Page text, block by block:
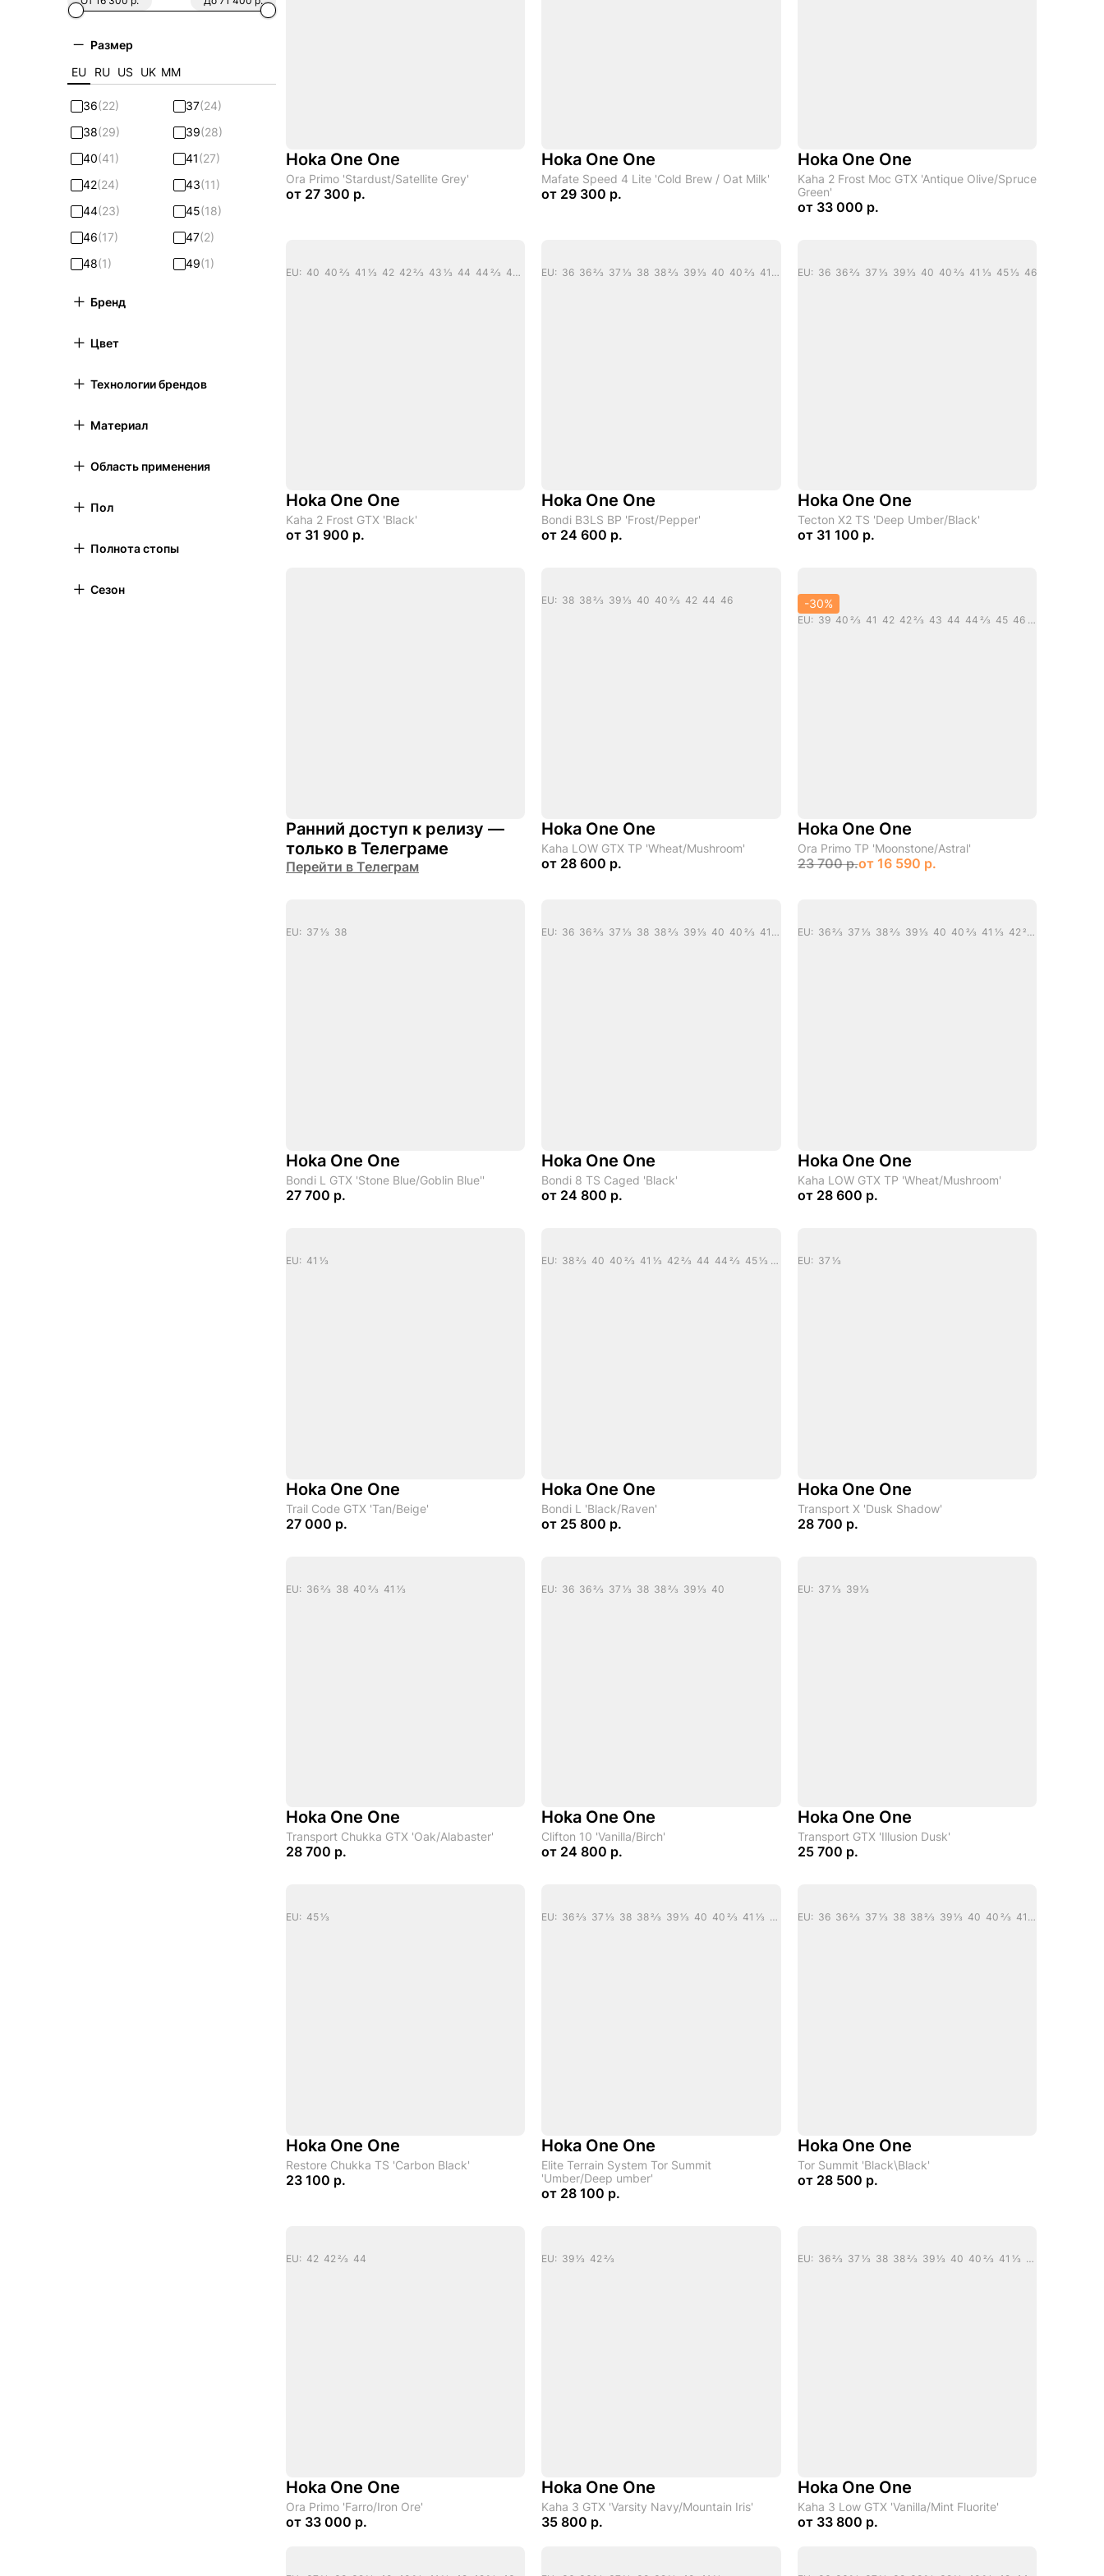
Размер
EU
RU US UK ММ
36(22) 37(24)
38(29) 39(28)
40(41) 41(27)
42(24) 43(11)
44(23) 45(18)
46(17) 47(2)
48(1) 49(1)
Бренд
Цвет
Технологии брендов
Материал
Область применения
Пол
Полнота стопы
Сезон
Hoka One One
Ora Primo 'Stardust/Satellite Grey'
от 27 300 р.
Hoka One One
Mafate Speed 4 Lite 'Cold Brew / Oat Milk'
от 29 300 р.
Hoka One One
Kaha 2 Frost Moc GTX 'Antique Olive/Spruce
Green'
от33 000 р.
EU: 40 40 2/3 41 1/3 42 42 2/3 43 1/3 44 44 2/3 45 1/3 46 46 2/3 47 1/3
Hoka One One
Kaha 2 Frost GTX 'Black'
от 31 900 р.
EU: 36 36 2/3 37 1/3 38 38 2/3 39 1/3 40 40 2/3 41 1/3 42 42 2/3 44 44 2/3 47 1/3 49 1/3
Hoka One One
Bondi B3LS BP 'Frost/Pepper'
от 24 600 р.
EU: 36 36 2/3 37 1/3 39 1/3 40 40 2/3 41 1/3 45 1/3 46
Hoka One One
Tecton X2 TS 'Deep Umber/Black'
от31 100 р.
Ранний доступ к релизу —
только в Телеграме
Перейти в Телеграм
EU: 38 38 2/3 39 1/3 40 40 2/3 42 44 46
Hoka One One
Kaha LOW GTX TP 'Wheat/Mushroom'
от 28 600 р.
-30%
EU: 39 40 2/3 41 42 42 2/3 43 44 44 2/3 45 46 46 2/3
Hoka One One
Ora Primo TP 'Moonstone/Astral'
23 700 р.от16 590 р.
EU: 37 1/3 38
Hoka One One
Bondi L GTX 'Stone Blue/Goblin Blue''
27 700 р.
EU: 36 36 2/3 37 1/3 38 38 2/3 39 1/3 40 40 2/3 41 1/3 42 42 2/3 43 1/3 44 44 2/3 45 1/3
Hoka One One
Bondi 8 TS Caged 'Black'
от 24 800 р.
EU: 36 2/3 37 1/3 38 2/3 39 1/3 40 40 2/3 41 1/3 42 2/3 43 1/3 45 1/3 46 2/3 48
Hoka One One
Kaha LOW GTX TP 'Wheat/Mushroom'
от28 600 р.
EU: 41 1/3
Hoka One One
Trail Code GTX 'Tan/Beige'
27 000 р.
EU: 38 2/3 40 40 2/3 41 1/3 42 2/3 44 44 2/3 45 1/3 46 2/3
Hoka One One
Bondi L 'Black/Raven'
от 25 800 р.
EU: 37 1/3
Hoka One One
Transport X 'Dusk Shadow'
28 700 р.
EU: 36 2/3 38 40 2/3 41 1/3
Hoka One One
Transport Chukka GTX 'Oak/Alabaster'
28 700 р.
EU: 36 36 2/3 37 1/3 38 38 2/3 39 1/3 40
Hoka One One
Clifton 10 'Vanilla/Birch'
от 24 800 р.
EU: 37 1/3 39 1/3
Hoka One One
Transport GTX 'Illusion Dusk'
25 700 р.
EU: 45 1/3
Hoka One One
Restore Chukka TS 'Carbon Black'
23 100 р.
EU: 36 2/3 37 1/3 38 38 2/3 39 1/3 40 40 2/3 41 1/3 42 42 2/3 43 1/3 44 44 2/3
Hoka One One
Elite Terrain System Tor Summit
'Umber/Deep umber'
от 28 100 р.
EU: 36 36 2/3 37 1/3 38 38 2/3 39 1/3 40 40 2/3 41 1/3 42 42 1/3 43 1/3 44 44 2/3 45 1/3 46
Hoka One One
Tor Summit 'Black\Black'
от28 500 р.
EU: 42 42 2/3 44
Hoka One One
Ora Primo 'Farro/Iron Ore'
от 33 000 р.
EU: 39 1/3 42 2/3
Hoka One One
Kaha 3 GTX 'Varsity Navy/Mountain Iris'
35 800 р.
EU: 36 2/3 37 1/3 38 38 2/3 39 1/3 40 40 2/3 41 1/3 42
Hoka One One
Kaha 3 Low GTX 'Vanilla/Mint Fluorite'
от33 800 р.